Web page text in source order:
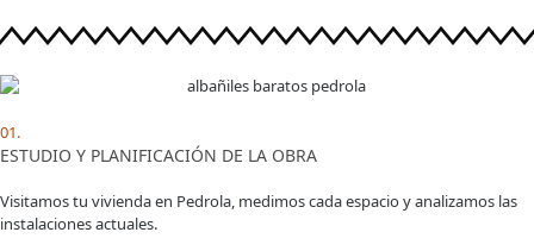
01.
ESTUDIO Y PLANIFICACIÓN DE LA OBRA
Visitamos tu vivienda en Pedrola, medimos cada espacio y analizamos las
instalaciones actuales.